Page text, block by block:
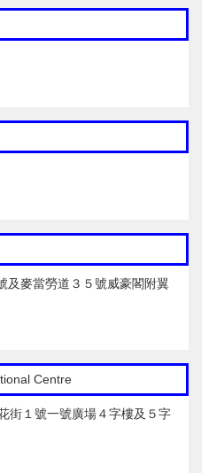
及麥當勞道３５號威豪閣附翼
Centre
街１號一號廣場４字樓及５字